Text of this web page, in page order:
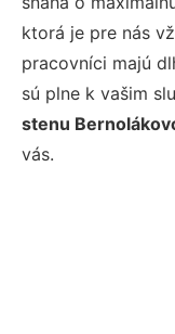
ktorá je pre nás
pracovníci majú
sú plne k vašim
stenu
vás.